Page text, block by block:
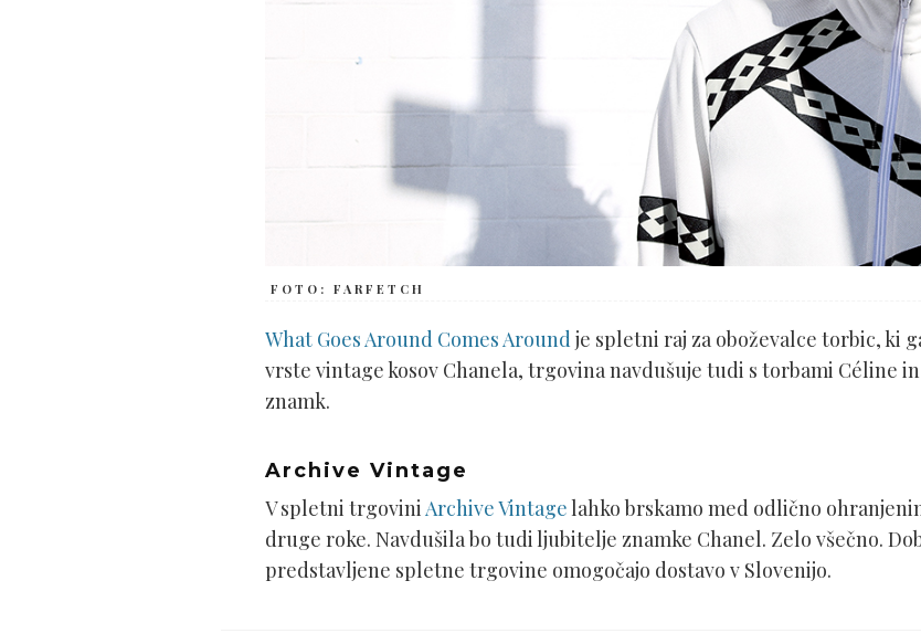
FOTO: FARFETCH
What Goes Around Comes Aroundje spletni raj za oboževalce torbic, ki
vrste vintage kosov Chanela, trgovina navdušuje tudi s torbami Céline
znamk.
Archive Vintage
V spletni trgoviniArchive Vintagelahko brskamo med odlično
druge roke. Navdušila bo tudi ljubitelje znamke Chanel. Zelo všečno.
predstavljene spletne trgovine omogočajo dostavo v Slovenijo.